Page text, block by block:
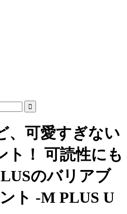
、可愛すぎない
ト！ 可読性にも
のバリアブ
ト -M PLUS U